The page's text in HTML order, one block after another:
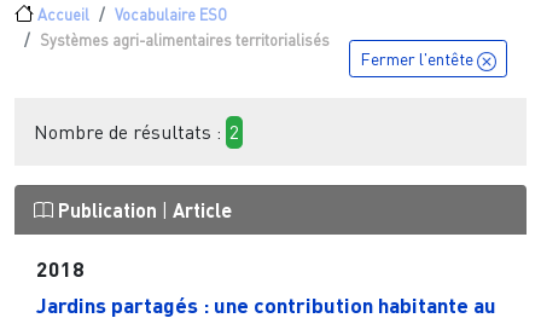
Fil d'Ariane
Accueil
Vocabulaire ESO
Systèmes agri-alimentaires territorialisés
Fermer l'entête
Nombre de résultats : 2
Publication Article
2018
Jardins partagés : une contribution habitante au